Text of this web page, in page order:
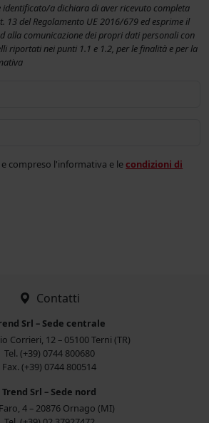
a dichiara di aver ricevuto completa
UE 2016/679 ed esprime il
alla comunicazione dei propri dati personali con
punti 1.1 e 1.2, per le finalità e per la
compreso l'informativa e lecondizioni di
Contatti
Srl – Sede centrale
Corrieri, 12 – 05100 Terni (TR)
Tel. (+39) 0744 800680
Fax. (+39) 0744 800514
Trend Srl – Sede nord
4 – 20876 Ornago (MI)